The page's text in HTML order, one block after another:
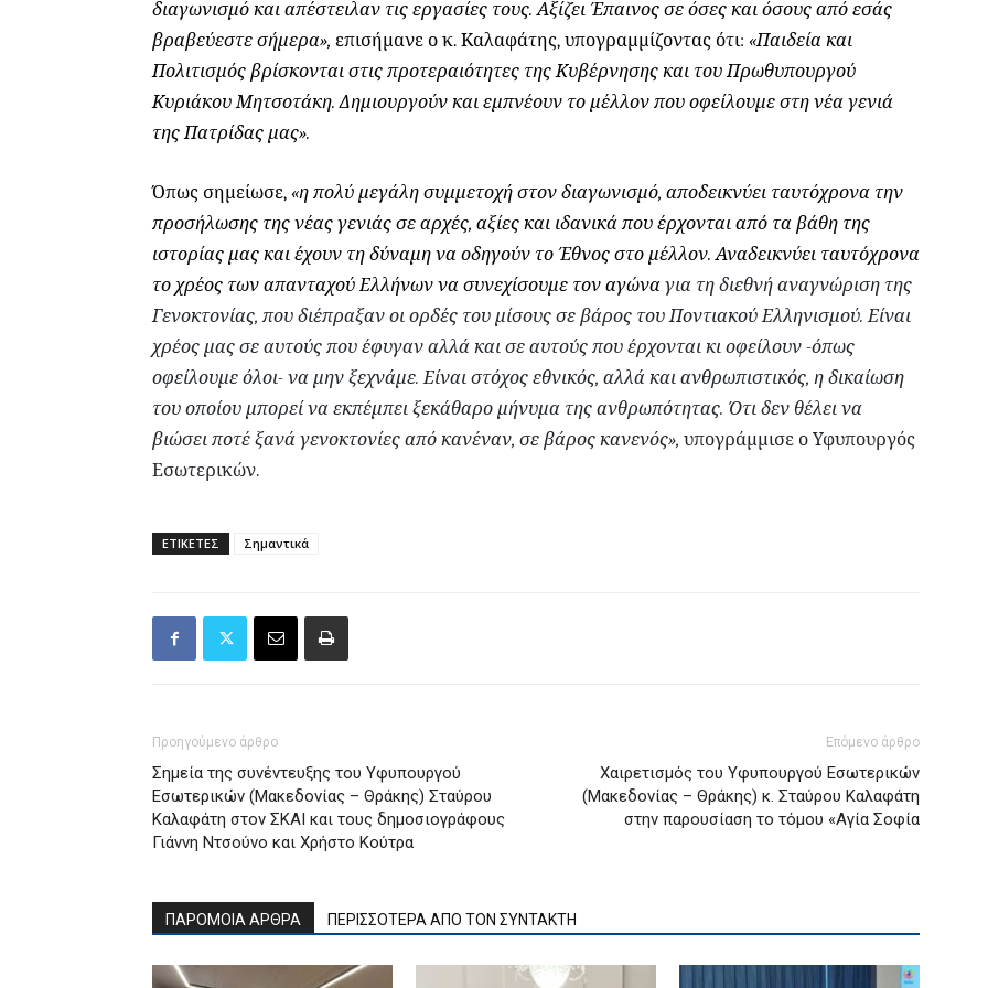
διαγωνισμό και απέστειλαν τις εργασίες τους. Αξίζει Έπαινος σε όσες και όσους από εσάς
βραβεύεστε σήμερα», επισήμανε ο κ. Καλαφάτης, υπογραμμίζοντας ότι: «Παιδεία και
Πολιτισμός βρίσκονται στις προτεραιότητες της Κυβέρνησης και του Πρωθυπουργού
Κυριάκου Μητσοτάκη. Δημιουργούν και εμπνέουν το μέλλον που οφείλουμε στη νέα γενιά
της Πατρίδας μας».
Όπως σημείωσε, «η πολύ μεγάλη συμμετοχή στον διαγωνισμό, αποδεικνύει ταυτόχρονα την
προσήλωσης της νέας γενιάς σε αρχές, αξίες και ιδανικά που έρχονται από τα βάθη της
ιστορίας μας και έχουν τη δύναμη να οδηγούν το Έθνος στο μέλλον. Αναδεικνύει ταυτόχρονα
το χρέος των απανταχού Ελλήνων να συνεχίσουμε τον αγώνα για τη διεθνή αναγνώριση της
Γενοκτονίας, που διέπραξαν οι ορδές του μίσους σε βάρος του Ποντιακού Ελληνισμού. Είναι
χρέος μας σε αυτούς που έφυγαν αλλά και σε αυτούς που έρχονται κι οφείλουν -όπως
οφείλουμε όλοι- να μην ξεχνάμε. Είναι στόχος εθνικός, αλλά και ανθρωπιστικός, η δικαίωση
του οποίου μπορεί να εκπέμπει ξεκάθαρο μήνυμα της ανθρωπότητας. Ότι δεν θέλει να
βιώσει ποτέ ξανά γενοκτονίες από κανέναν, σε βάρος κανενός», υπογράμμισε ο Υφυπουργός
Εσωτερικών.
ΕΤΙΚΕΤΕΣ Σημαντικά
Προηγούμενο άρθρο
Σημεία της συνέντευξης του Υφυπουργού
Εσωτερικών (Μακεδονίας – Θράκης) Σταύρου
Καλαφάτη στον ΣΚΑΙ και τους δημοσιογράφους
Γιάννη Ντσούνο και Χρήστο Κούτρα
Επόμενο άρθρο
Χαιρετισμός του Υφυπουργού Εσωτερικών
(Μακεδονίας – Θράκης) κ. Σταύρου Καλαφάτη
στην παρουσίαση το τόμου «Αγία Σοφία
ΠΑΡΟΜΟΙΑ ΑΡΘΡΑ ΠΕΡΙΣΣΟΤΕΡΑ ΑΠΟ ΤΟΝ ΣΥΝΤΑΚΤΗ